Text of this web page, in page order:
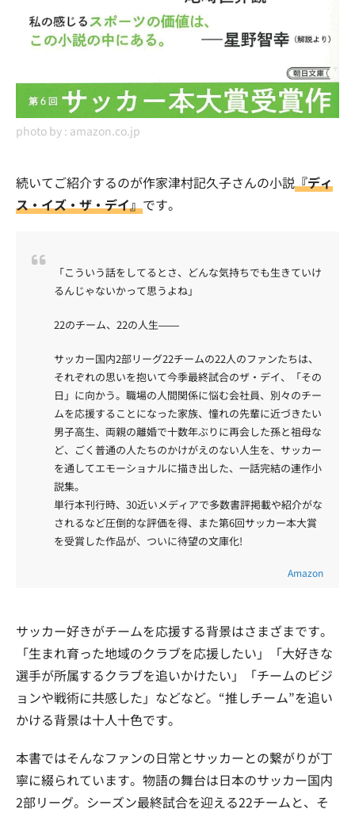
photo by : amazon.co.jp
続いてご紹介するのが作家津村記久子さんの小説『ディ
ス・イズ・ザ・デイ』です。
「こういう話をしてるとさ、どんな気持ちでも生きていけ
るんじゃないかって思うよね」
22のチーム、22の人生――
サッカー国内2部リーグ22チームの22人のファンたちは、
それぞれの思いを抱いて今季最終試合のザ・デイ、「その
日」に向かう。職場の人間関係に悩む会社員、別々のチー
ムを応援することになった家族、憧れの先輩に近づきたい
男子高生、両親の離婚で十数年ぶりに再会した孫と祖母な
ど、ごく普通の人たちのかけがえのない人生を、サッカー
を通してエモーショナルに描き出した、一話完結の連作小
説集。
単行本刊行時、30近いメディアで多数書評掲載や紹介がな
されるなど圧倒的な評価を得、また第6回サッカー本大賞
を受賞した作品が、ついに待望の文庫化!
Amazon
サッカー好きがチームを応援する背景はさまざまです。
「生まれ育った地域のクラブを応援したい」「大好きな
選手が所属するクラブを追いかけたい」「チームのビジ
ョンや戦術に共感した」などなど。“推しチーム”を追い
かける背景は十人十色です。
本書ではそんなファンの日常とサッカーとの繋がりが丁
寧に綴られています。物語の舞台は日本のサッカー国内
2部リーグ。シーズン最終試合を迎える22チームと、そ